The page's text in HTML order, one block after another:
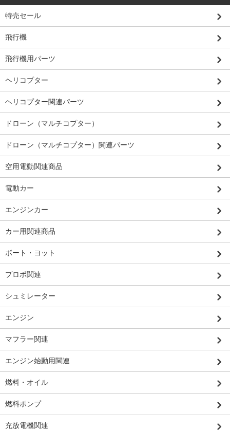
特売セール
飛行機
飛行機用パーツ
ヘリコプター
ヘリコプター関連パーツ
ドローン（マルチコプター）
ドローン（マルチコプター）関連パーツ
空用電動関連商品
電動カー
エンジンカー
カー用関連商品
ボート・ヨット
プロポ関連
シュミレーター
エンジン
マフラー関連
エンジン始動用関連
燃料・オイル
燃料ポンプ
充放電機関連